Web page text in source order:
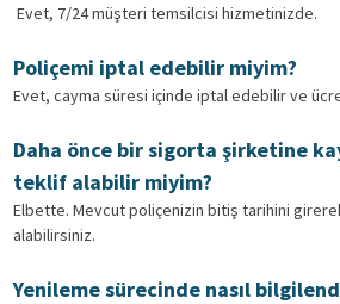
Evet, 7/24 müşteri temsilcisi hizmetinizde.
Poliçemi iptal edebilir miyim?
Evet, cayma süresi içinde iptal edebilir ve
Daha önce bir sigorta şirketine
teklif alabilir miyim?
Elbette. Mevcut poliçenizin bitiş tarihini
alabilirsiniz.
Yenileme sürecinde nasıl